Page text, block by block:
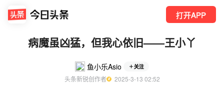
打开APP
病魔虽凶猛，但我心依旧——王小丫
鱼小乐Asio 关注
头条新锐创作者
  2025-3-13 02:52